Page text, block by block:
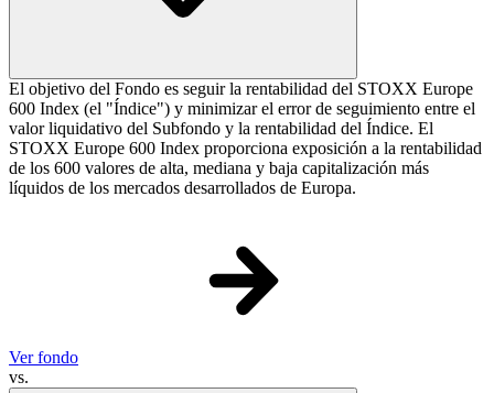
El objetivo del Fondo es seguir la rentabilidad del STOXX Europe
600 Index (el "Índice") y minimizar el error de seguimiento entre el
valor liquidativo del Subfondo y la rentabilidad del Índice. El
STOXX Europe 600 Index proporciona exposición a la rentabilidad
de los 600 valores de alta, mediana y baja capitalización más
líquidos de los mercados desarrollados de Europa.
Ver fondo
vs.